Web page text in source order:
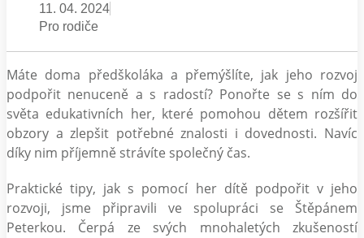
11. 04. 2024
Pro rodiče
Máte doma předškoláka a přemýšlíte, jak jeho rozvoj
podpořit nenuceně a s radostí? Ponořte se s ním do
světa edukativních her, které pomohou dětem rozšířit
obzory a zlepšit potřebné znalosti i dovednosti. Navíc
díky nim příjemně strávíte společný čas.
Praktické tipy, jak s pomocí her dítě podpořit v jeho
rozvoji, jsme připravili ve spolupráci se Štěpánem
Peterkou. Čerpá ze svých mnohaletých zkušeností